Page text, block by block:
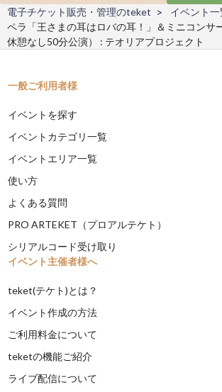
電子チケット販売・管理のteket イベント一
ペラ「王さまの耳はロバの耳！」＆ミニコンサ
休憩なし50分公演） : テオリアプロジェクト
一般ご利用者様
イベントを探す
イベントカテゴリ一覧
イベントエリア一覧
使い方
よくある質問
PRO ARTEKET（プロアルテケト）
シリアルコード受け取り
イベント主催者様へ
teket(テケト)とは？
イベント作成の方法
ご利用料金について
teketの機能ご紹介
ライブ配信について